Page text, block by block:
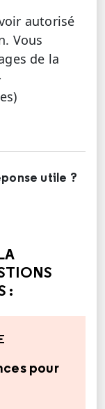
autorisé
Vous
de la
utile ?
:
pour